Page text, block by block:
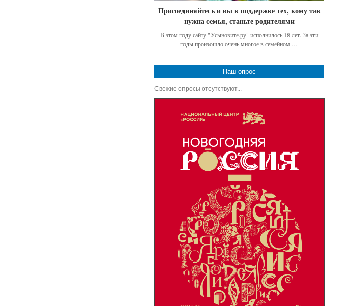
Присоединяйтесь и вы к поддержке тех, кому так
нужна семья, станьте родителями
В этом году сайту "Усыновите.ру" исполнилось 18 лет. За эти
годы произошло очень многое в семейном …
Наш опрос
Свежие опросы отсутствуют...